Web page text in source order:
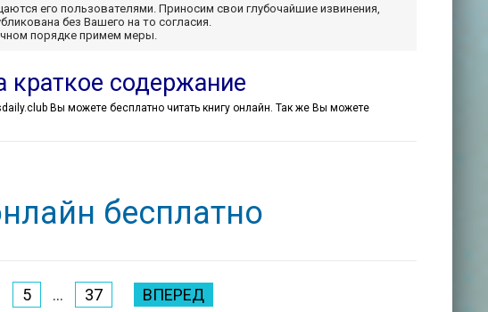
его пользователями. Приносим свои глубочайшие извинения,
без Вашего на то согласия.
порядке примем меры.
содержание
Вы можете бесплатно читать книгу онлайн. Так же Вы можете
бесплатно
5 ... 37 ВПЕРЕД